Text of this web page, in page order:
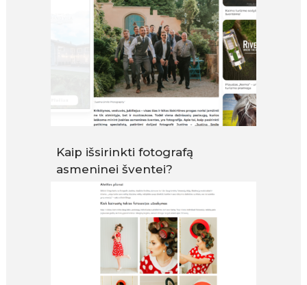
Kaip išsirinkti fotografą
asmeninei šventei?